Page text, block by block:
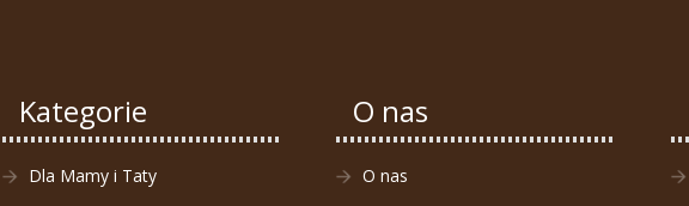
Kategorie
Dla Mamy i Taty
O nas
O nas